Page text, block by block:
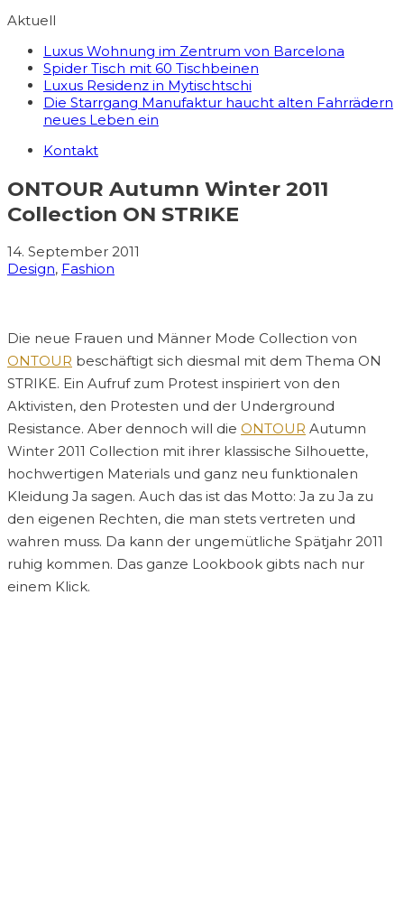
Aktuell
Luxus Wohnung im Zentrum von Barcelona
Spider Tisch mit 60 Tischbeinen
Luxus Residenz in Mytischtschi
Die Starrgang Manufaktur haucht alten Fahrrädern
neues Leben ein
Kontakt
ONTOUR Autumn Winter 2011
Collection ON STRIKE
14. September 2011
Design, Fashion
Die neue Frauen und Männer Mode Collection von
ONTOUR beschäftigt sich diesmal mit dem Thema ON
STRIKE. Ein Aufruf zum Protest inspiriert von den
Aktivisten, den Protesten und der Underground
Resistance. Aber dennoch will die ONTOUR Autumn
Winter 2011 Collection mit ihrer klassische Silhouette,
hochwertigen Materials und ganz neu funktionalen
Kleidung Ja sagen. Auch das ist das Motto: Ja zu Ja zu
den eigenen Rechten, die man stets vertreten und
wahren muss. Da kann der ungemütliche Spätjahr 2011
ruhig kommen. Das ganze Lookbook gibts nach nur
einem Klick.